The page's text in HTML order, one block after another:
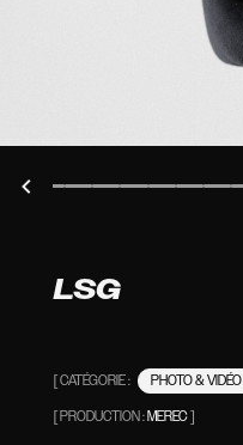
LSG
[ CATÉGORIE : PHOTO & VIDÉO
[ PRODUCTION : MEREC]